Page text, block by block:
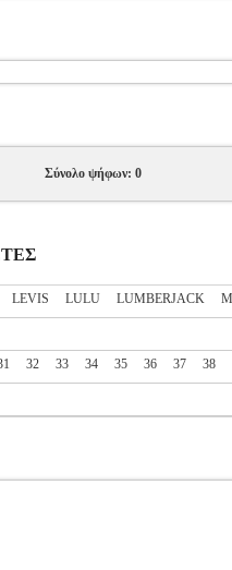
Σύνολο ψήφων: 0
LEVIS LULU LUMBERJACK
32 33 34 35 36 37 38